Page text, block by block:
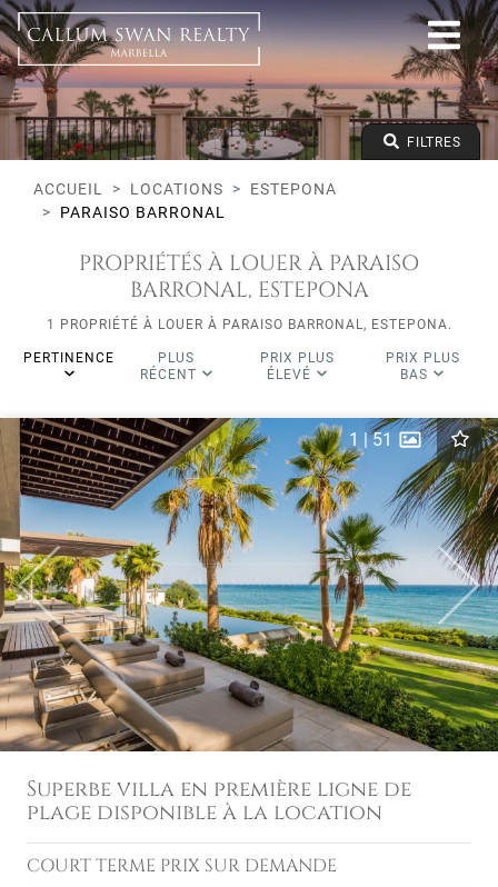
Tous les modes de vie
Estepona
Paraiso Barronal
Tous les types
Prix à partir de
Prix jusqu'à
Lits minimums FILTRES
ACCUEIL LOCATIONS
ESTEPONA
PARAISO BARRONAL
PROPRIÉTÉS À LOUER À PARAISO
BARRONAL, ESTEPONA
1 PROPRIÉTÉ À LOUER À PARAISO BARRONAL, ESTEPONA.
PERTINENCE
PLUS
RÉCENT
PRIX PLUS
ÉLEVÉ
PRIX PLUS
BAS
Previous Next
1 |51
Superbe villa en première ligne de
plage disponible à la location
COURT TERME PRIX SUR DEMANDE